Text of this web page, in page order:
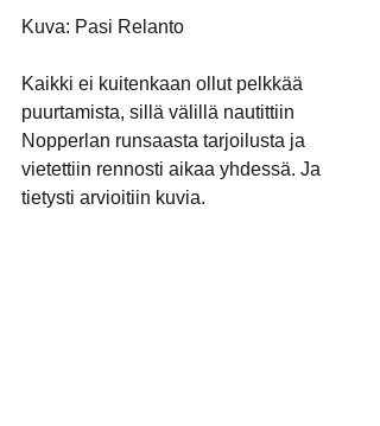
Kuva: Pasi Relanto
Kaikki ei kuitenkaan ollut pelkkää
puurtamista, sillä välillä nautittiin
Nopperlan runsaasta tarjoilusta ja
vietettiin rennosti aikaa yhdessä. Ja
tietysti arvioitiin kuvia.